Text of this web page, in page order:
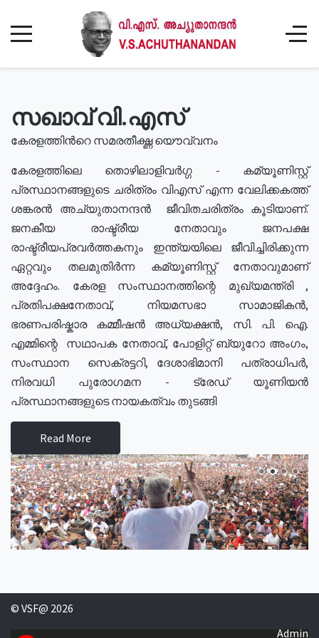
സഖാവ് വി.എസ്
കേരളത്തിൻറെ സമരതീക്ഷ്ണ യൌവ്വനം
കേരളത്തിലെ തൊഴിലാളിവർഗ്ഗ - കമ്യൂണിസ്റ്റ്
പ്രസ്ഥാനങ്ങളുടെ ചരിത്രം വിഎസ് എന്ന വേലിക്കകത്ത്
ശങ്കരൻ അച്യുതാനന്ദൻ ജീവിതചരിത്രം കൂടിയാണ്.
ജനകീയ രാഷ്ട്രീയ നേതാവും ജനപക്ഷ
രാഷ്ട്രീയപ്രവർത്തകനും ഇന്ത്യയിലെ ജീവിച്ചിരിക്കുന്ന
ഏറ്റവും തലമുതിർന്ന കമ്യൂണിസ്റ്റ് നേതാവുമാണ്
അദ്ദേഹം. കേരള സംസ്ഥാനത്തിന്റെ മുഖ്യമന്ത്രി ,
പ്രതിപക്ഷനേതാവ്, നിയമസഭാ സാമാജികൻ,
ഭരണപരിഷ്കാര കമ്മീഷൻ അധ്യക്ഷൻ, സി. പി. ഐ.
എമ്മിന്റെ സഥാപക നേതാവ്, പോളിറ്റ് ബ്യുറോ അംഗം,
സംസ്ഥാന സെക്രട്ടറി, ദേശാഭിമാനി പത്രാധിപർ,
നിരവധി പുരോഗമന - ട്രേഡ് യൂണിയൻ
പ്രസ്ഥാനങ്ങളുടെ നായകത്വം തുടങ്ങി
Read More
© VSF@ 2026
Admin